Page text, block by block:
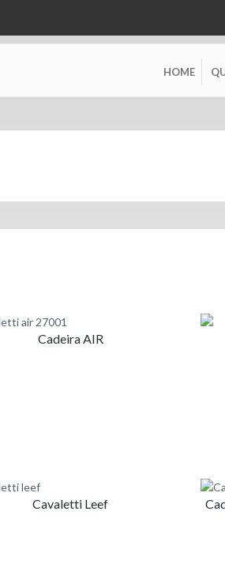
HOME
Cadeira AIR
Cavaletti Leef